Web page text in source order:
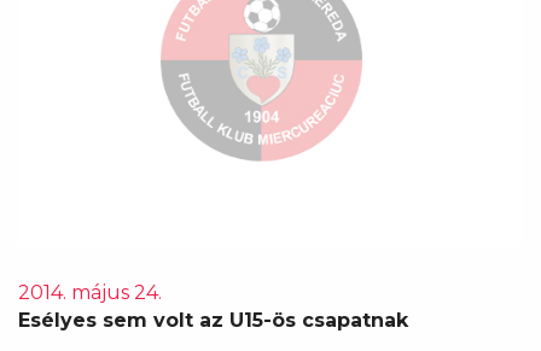
2014. május 24.
Esélyes sem volt az U15-ös csapatnak